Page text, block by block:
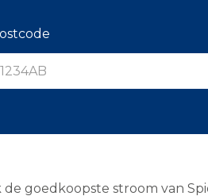
de goedkoopste stroom van